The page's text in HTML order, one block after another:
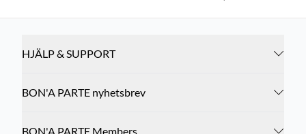
HJÄLP & SUPPORT
BON'A PARTE nyhetsbrev
BON'A PARTE Members